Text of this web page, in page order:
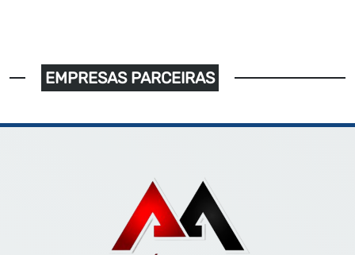
EMPRESAS PARCEIRAS